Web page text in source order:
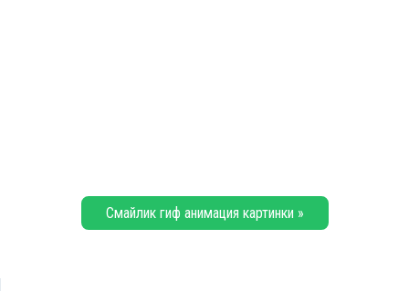
Смайлик гиф анимация картинки »